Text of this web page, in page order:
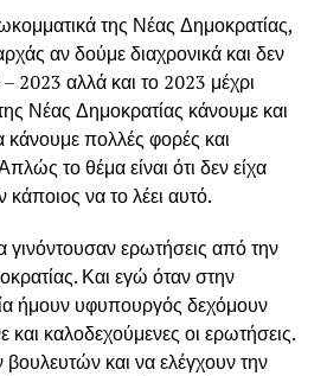
της Νέας Δημοκρατίας,
αν δούμε διαχρονικά και δεν
αλλά και το 2023 μέχρι
Νέας Δημοκρατίας κάνουμε και
κάνουμε πολλές φορές και
το θέμα είναι ότι δεν είχα
να το λέει αυτό.
γινόντουσαν ερωτήσεις από την
Και εγώ όταν στην
ήμουν υφυπουργός δεχόμουν
και καλοδεχούμενες οι ερωτήσεις.
και να ελέγχουν την